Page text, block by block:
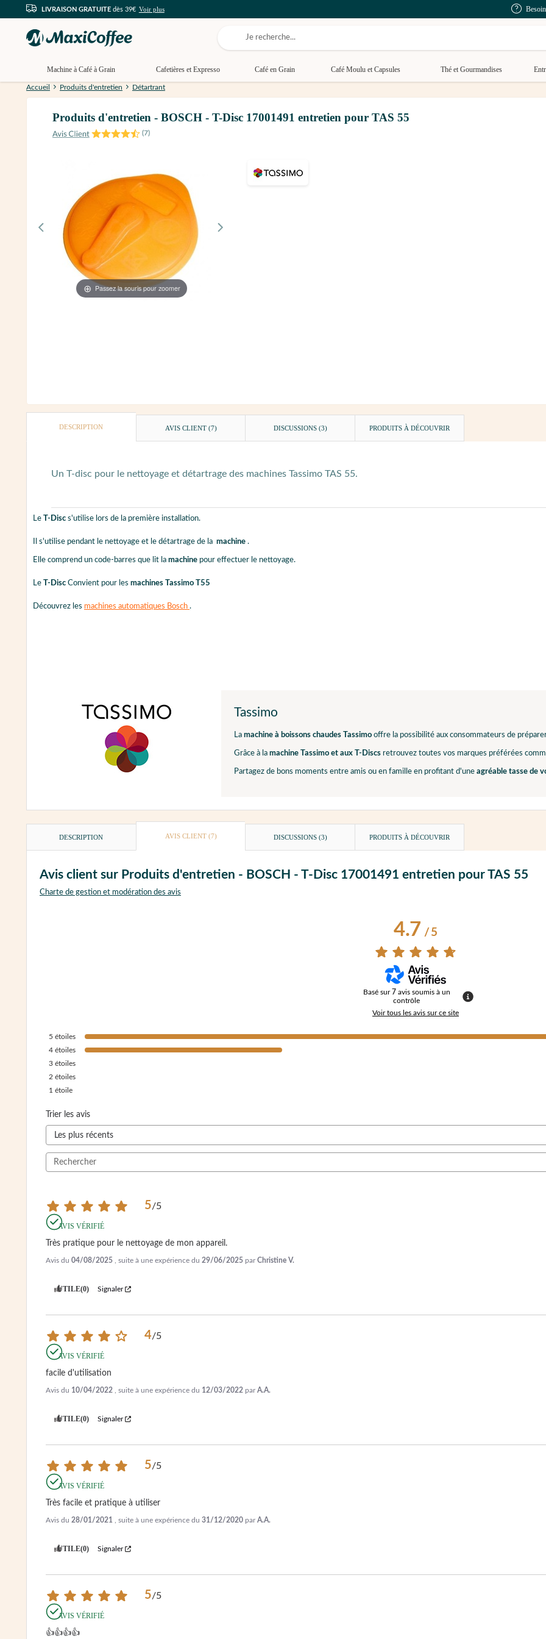
LIVRAISON GRATUITE dès 39€ Voir plus
Machine à Café à Grain Cafetières et Expresso Café en Grain Café Moulu et Capsules Thé et Gourmandises
Accueil Produits d'entretien Détartrant
Produits d'entretien - BOSCH - T-Disc 17001491 entretien pour TAS 55
(7)
Passez la souris pour zoomer
DESCRIPTION AVIS CLIENT (7) DISCUSSIONS (3) PRODUITS À DÉCOUVRIR
Un T-disc pour le nettoyage et détartrage des machines Tassimo TAS 55.
Le T-Disc s'utilise lors de la première installation.
Il s'utilise pendant le nettoyage et le détartrage de la machine .
Elle comprend un code-barres que lit la machine pour effectuer le nettoyage.
Le T-Disc Convient pour les machines Tassimo T55
Découvrez les machines automatiques Bosch .
Tassimo
La machine à boissons chaudes Tassimo offre la possibilité aux consommateurs de
Grâce à la machine Tassimo et aux T-Discs retrouvez toutes vos marques préférées
Partagez de bons moments entre amis ou en famille en profitant d'une agréable tasse de
DESCRIPTION AVIS CLIENT (7) DISCUSSIONS (3) PRODUITS À DÉCOUVRIR
Avis client sur Produits d'entretien - BOSCH - T-Disc 17001491 entretien pour TAS 55
Charte de gestion et modération des avis
4.7/ 5
Basé sur 7 avis soumis à un
contrôle
Voir tous les avis sur ce site
5 étoiles
4 étoiles
3 étoiles
2 étoiles
1 étoile
Trier les avis
5/5
AVIS VÉRIFIÉ
Très pratique pour le nettoyage de mon appareil.
Avis du 04/08/2025 , suite à une expérience du 29/06/2025 parChristine V.
UTILE(0) Signaler
4/5
AVIS VÉRIFIÉ
facile d'utilisation
Avis du 10/04/2022 , suite à une expérience du 12/03/2022 parA.A.
UTILE(0) Signaler
5/5
AVIS VÉRIFIÉ
Très facile et pratique à utiliser
Avis du 28/01/2021 , suite à une expérience du 31/12/2020 parA.A.
UTILE(0) Signaler
5/5
AVIS VÉRIFIÉ
👍👍👍👍